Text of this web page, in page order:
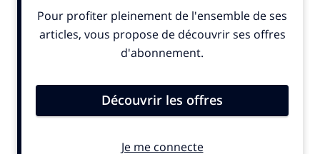
amis sur l’endroit dans lequel ils se trouvent (depuis le
lancement de la fonctionnalité « check-in » en aout
2010, plus de 17 milliards de check-ins ont
Et force est de constater que Paris fait honneur à sa
réputation de ville lumière. Récemment désignée ville